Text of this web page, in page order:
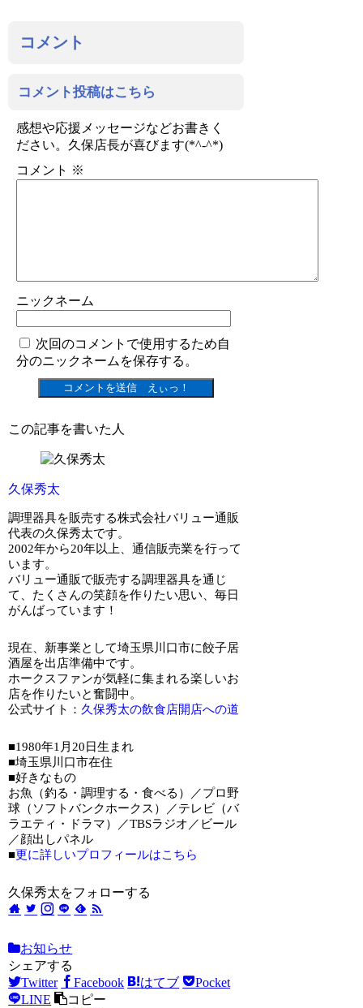
コメント
コメント投稿はこちら
感想や応援メッセージなどお書きく
ださい。久保店長が喜びます(*^-^*)
コメント ※
ニックネーム
次回のコメントで使用するため自
分のニックネームを保存する。
この記事を書いた人
久保秀太
調理器具を販売する株式会社バリュー通販
代表の久保秀太です。
2002年から20年以上、通信販売業を行って
います。
バリュー通販で販売する調理器具を通じ
て、たくさんの笑顔を作りたい思い、毎日
がんばっています！
現在、新事業として埼玉県川口市に餃子居
酒屋を出店準備中です。
ホークスファンが気軽に集まれる楽しいお
店を作りたいと奮闘中。
公式サイト： 久保秀太の飲食店開店への道
■1980年1月20日生まれ
■埼玉県川口市在住
■好きなもの
お魚（釣る・調理する・食べる）／プロ野
球（ソフトバンクホークス）／テレビ（バ
ラエティ・ドラマ）／TBSラジオ／ビール
／顔出しパネル
■更に詳しいプロフィールはこちら
久保秀太をフォローする
お知らせ
シェアする
Twitter
Facebook はてブ
Pocket
LINE
コピー